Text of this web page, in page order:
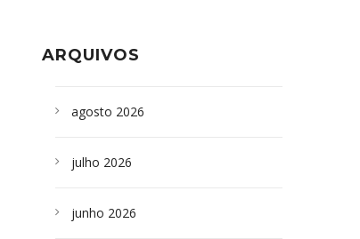
sepultados em SP
ARQUIVOS
agosto 2026
julho 2026
junho 2026